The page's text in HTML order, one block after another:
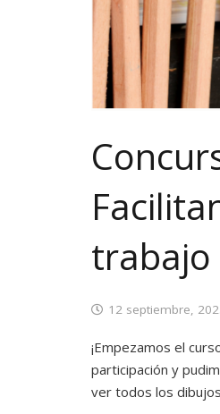
trabajo
12 septiembre,
¡Empezamos el
participación y
ver todos los